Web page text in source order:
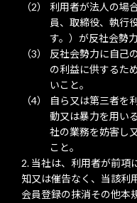
利用者が法人の場
員、取締役、執行
す。）が反社会勢
反社会勢力に自己
の利益に供するた
いこと。
自ら又は第三者を
動又は暴力を用い
社の業務を妨害し
こと。
当社は、利用者が前項
知又は催告なく、当該利
会員登録の抹消その他本